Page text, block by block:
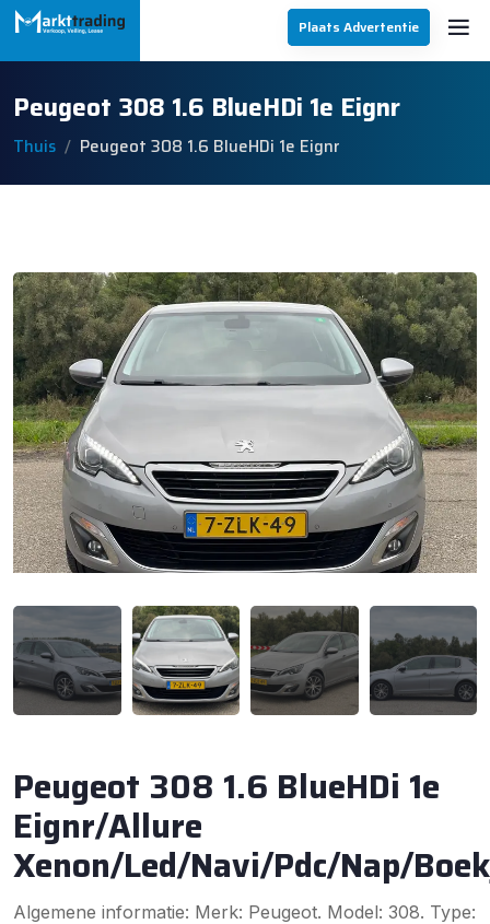
Plaats Advertentie
Peugeot 308 1.6 BlueHDi 1e Eignr
Thuis Peugeot 308 1.6 BlueHDi 1e Eignr
Peugeot 308 1.6 BlueHDi 1e
Eignr/Allure
Xenon/Led/Navi/Pdc/Nap/
Algemene informatie: Merk: Peugeot. Model: 308. Type: